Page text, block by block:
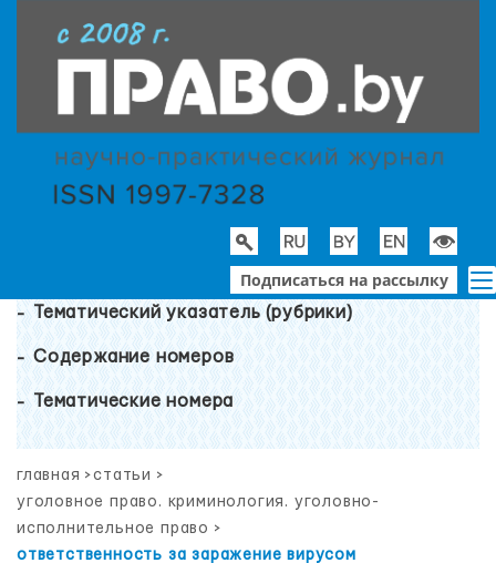
Подписаться на рассылку
Тематический указатель (рубрики)
Содержание номеров
Тематические номера
главная >статьи >
уголовное право. криминология. уголовно-
исполнительное право >
ответственность за заражение вирусом